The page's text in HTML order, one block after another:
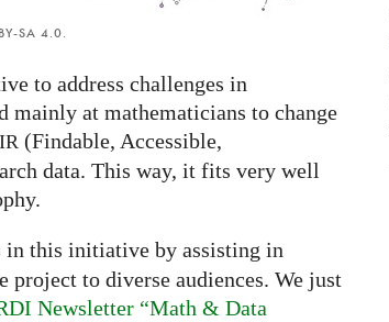
SA 4.0.
to address challenges in
mainly at mathematicians to change
(Findable, Accessible,
data. This way, it fits very well
in this initiative by assisting in
to diverse audiences. We just
Newsletter “Math & Data